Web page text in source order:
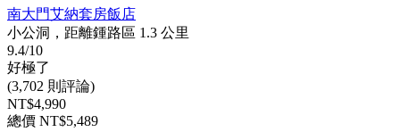
南大門艾納套房飯店
小公洞，距離鍾路區 1.3 公里
9.4/10
好極了
(3,702 則評論)
NT$4,990
總價 NT$5,489